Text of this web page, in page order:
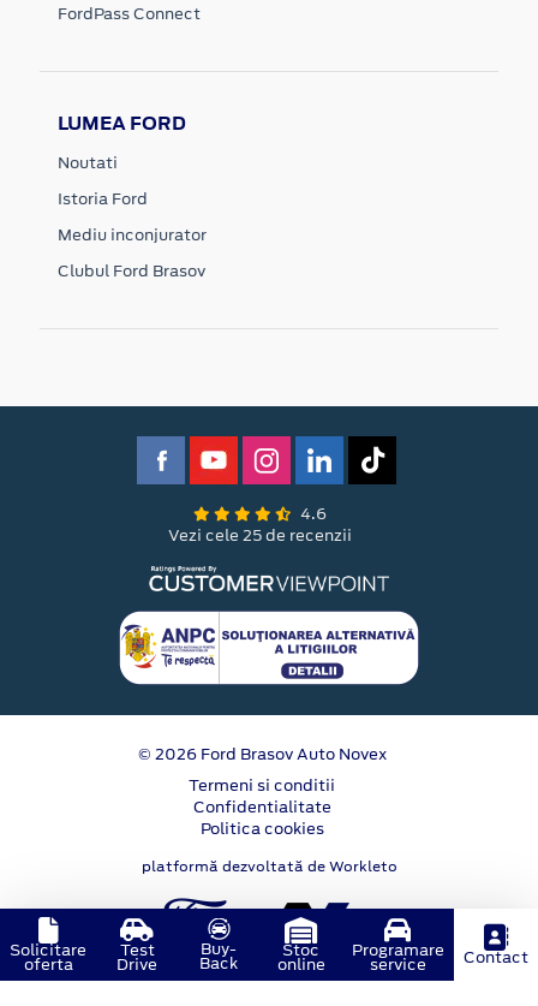
FordPass Connect
LUMEA FORD
Noutati
Istoria Ford
Mediu inconjurator
Clubul Ford Brasov
4.6
Vezi cele 25 de recenzii
© 2026 Ford Brasov Auto Novex
Termeni si conditii
Confidentialitate
Politica cookies
platformă dezvoltată de Workleto
Solicitare
oferta
Test
Drive
Buy-
Back
Stoc
online
Programare
service Contact